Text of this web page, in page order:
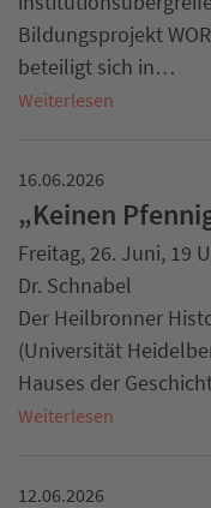
Bildungsprojekt
beteiligt sich in…
Weiterlesen
16.06.2026
„Keinen
Freitag, 26. Juni, 19
Dr. Schnabel
Der Heilbronner
(Universität
Hauses der
Weiterlesen
12.06.2026